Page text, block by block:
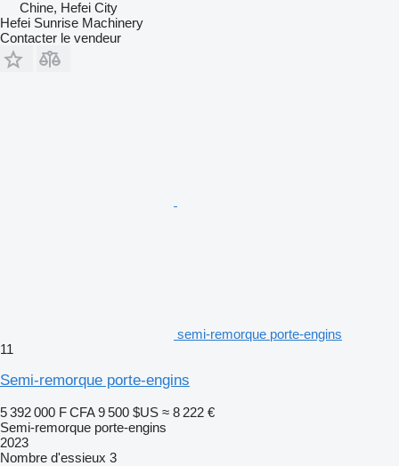
Chine, Hefei City
Hefei Sunrise Machinery
Contacter le vendeur
semi-remorque porte-engins
11
Semi-remorque porte-engins
5 392 000 F CFA 9 500 $US ≈ 8 222 €
Semi-remorque porte-engins
2023
Nombre d'essieux 3